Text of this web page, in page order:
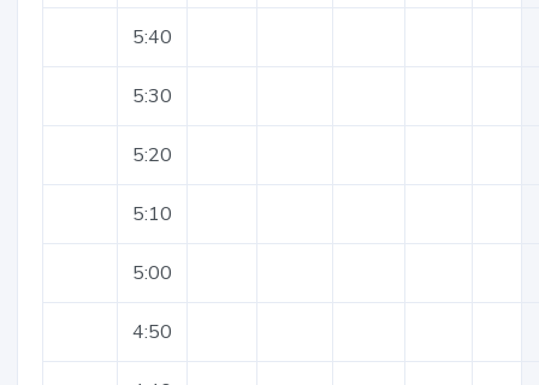
5:40
5:30
5:20
5:10
5:00
4:50